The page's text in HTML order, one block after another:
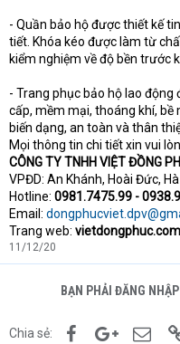
- Quần bảo hộ được thiết kế
tiết. Khóa kéo được làm từ
kiểm nghiệm về độ bền trước
- Trang phục bảo hộ lao
cấp, mềm mại, thoáng khí, bề
biến dạng, an toàn và thân
Mọi thông tin chi tiết xin vui
CÔNG TY TNHH VIỆT ĐỒNG
VPĐD: An Khánh, Hoài Đức,
Hotline: 0981.7475.99 -
Email:
Trang web: vietdongphuc.com
11/12/20
BẠN PHẢI ĐĂNG
Chia sẻ: FacebookGoogle+